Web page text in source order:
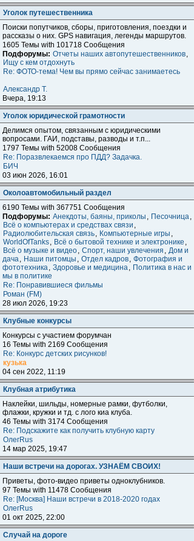
Уголок путешественника
Поиски попутчиков, сборы, приготовления, поездки и
расcказы о них. GPS навигация, легенды маршрутов.
1605 Темы with 101718 Сообщения
Подфорумы: Отчеты наших автопутешественников,
Ищу с кем отдохнуть
Re: ФОТО-тема! Чем вы прямо сейчас занимаетесь
Александр Т.
Вчера, 19:13
Уголок юридической грамотности
Делимся опытом, связанным с юридическими
вопросами. ГАИ, подставы, разводы и т.п...
1797 Темы with 52008 Сообщения
Re: Поразвлекаемся про ПДД? Задачка.
БИЧ
03 июн 2026, 16:01
Околоавтомобильный раздел
6190 Темы with 367751 Сообщения
Подфорумы: Анекдоты, баяны, приколы , Песочница,
Всё о компьютерах и средствах связи ,
Радиолюбительская связь, Компьютерные игры ,
WorldOfTanks, Всё о бытовой технике и электронике ,
Всё о музыке и видео, Спорт, наши увлечения , Дом и
дача, Наши питомцы , Отдел кадров, Фотография и
фототехника, Здоровье и медицина, Политика в нас и
мы в политике
Re: Понравившиеся фильмы
Роман (FM)
28 июл 2026, 19:23
Клубные конкурсы
Конкурсы с участием форумчан
16 Темы with 2169 Сообщения
Re: Конкурс детских рисунков!
кузька
04 сен 2022, 11:19
Клубная атрибутика
Наклейки, шильды, номерные рамки, футболки,
флажки, кружки и тд. с лого киа клуба.
46 Темы with 3174 Сообщения
Re: Подскажите как получить клубную карту
ОлегRus
14 мар 2025, 19:47
Наши встречи на дорогах. УЗНАЁМ СВОИХ!
Приветы, фото-видео приветы одноклубников.
97 Темы with 11478 Сообщения
Re: [Москва] Наши встречи в 2018-2020 годах
ОлегRus
01 окт 2025, 22:00
Случай на дороге